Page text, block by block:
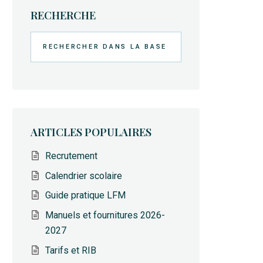
RECHERCHE
ARTICLES POPULAIRES
Recrutement
Calendrier scolaire
Guide pratique LFM
Manuels et fournitures 2026-
2027
Tarifs et RIB